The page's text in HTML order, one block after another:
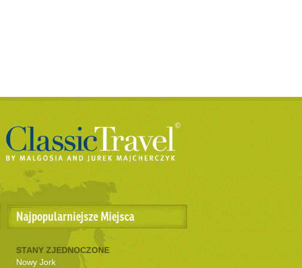
Najpopularniejsze Miejsca
STANY ZJEDNOCZONE
Nowy Jork